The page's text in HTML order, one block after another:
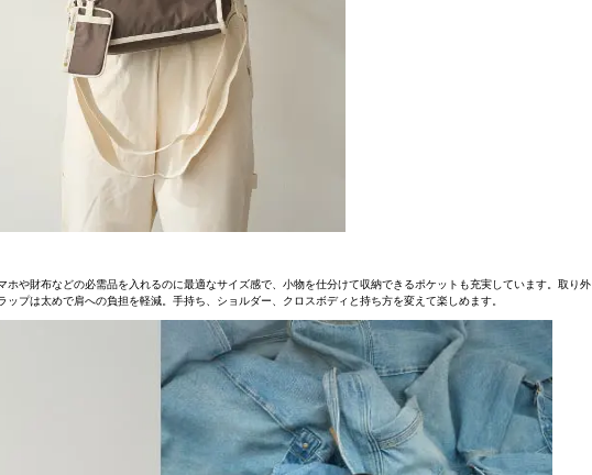
ホや財布などの必需品を入れるのに最適なサイズ感で、小物を仕分けて収納できるポケットも充実しています。取り外
ップは太めで肩への負担を軽減。手持ち、ショルダー、クロスボディと持ち方を変えて楽しめます。